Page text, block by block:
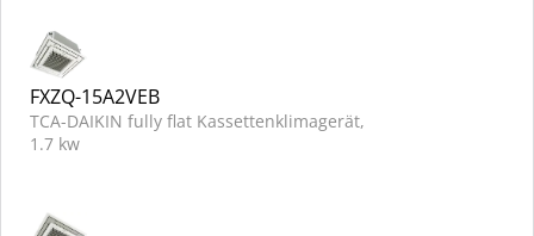
FXZQ-15A2VEB
TCA-DAIKIN fully flat Kassettenklimagerät,
1.7 kw